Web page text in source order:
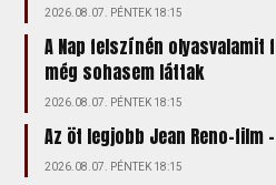
2026.08.07. PÉNTEK 18:15
A Nap felszínén olyasvalamit
még sohasem láttak
2026.08.07. PÉNTEK 18:15
Az öt legjobb Jean Reno-film
2026.08.07. PÉNTEK 18:15